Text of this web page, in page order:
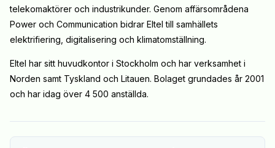
telekomaktörer och industrikunder. Genom affärsområdena
Power och Communication bidrar Eltel till samhällets
elektrifiering, digitalisering och klimatomställning.
Eltel har sitt huvudkontor i Stockholm och har verksamhet i
Norden samt Tyskland och Litauen. Bolaget grundades år 2001
och har idag över 4 500 anställda.